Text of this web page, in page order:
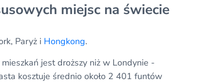
miejsc na świecie
Paryż i Hongkong.
jest droższy niż w Londynie -
kosztuje średnio około 2 401 funtów